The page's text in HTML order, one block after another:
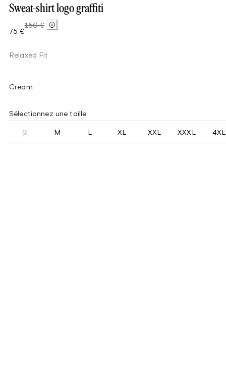
Sweat-shirt logo graffiti
75 €
150 €
Relaxed Fit
Cream
Sélectionnez une taille
S M L XL XXL XXXL 4XL